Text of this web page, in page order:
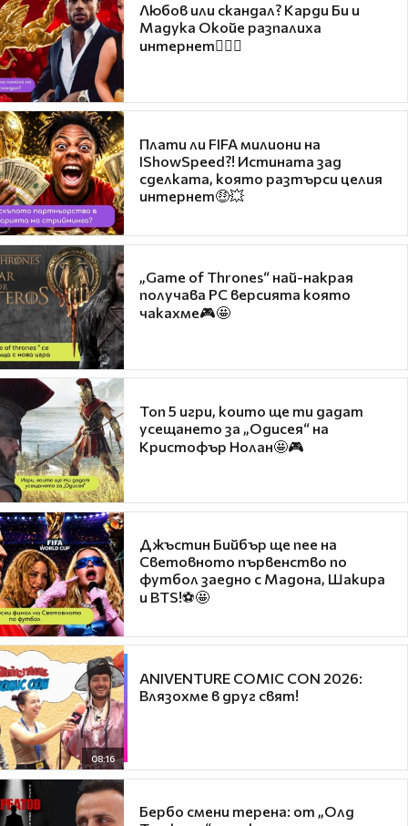
Любов или скандал? Карди Би и
Мадука Окойе разпалиха
интернет❤️‍🔥🔥
Плати ли FIFA милиони на
IShowSpeed?! Истината зад
сделката, която разтърси целия
интернет🤑💥
„Game of Thrones“ най-накрая
получава PC версията която
чакахме🎮🤩
Топ 5 игри, които ще ти дадат
усещането за „Одисея“ на
Кристофър Нолан🤩🎮
Джъстин Бийбър ще пее на
Световното първенство по
футбол заедно с Мадона, Шакира
и BTS!⚽🤩
08:16
ANIVENTURE COMIC CON 2026:
Влязохме в друг свят!
Бербо смени терена: от „Олд